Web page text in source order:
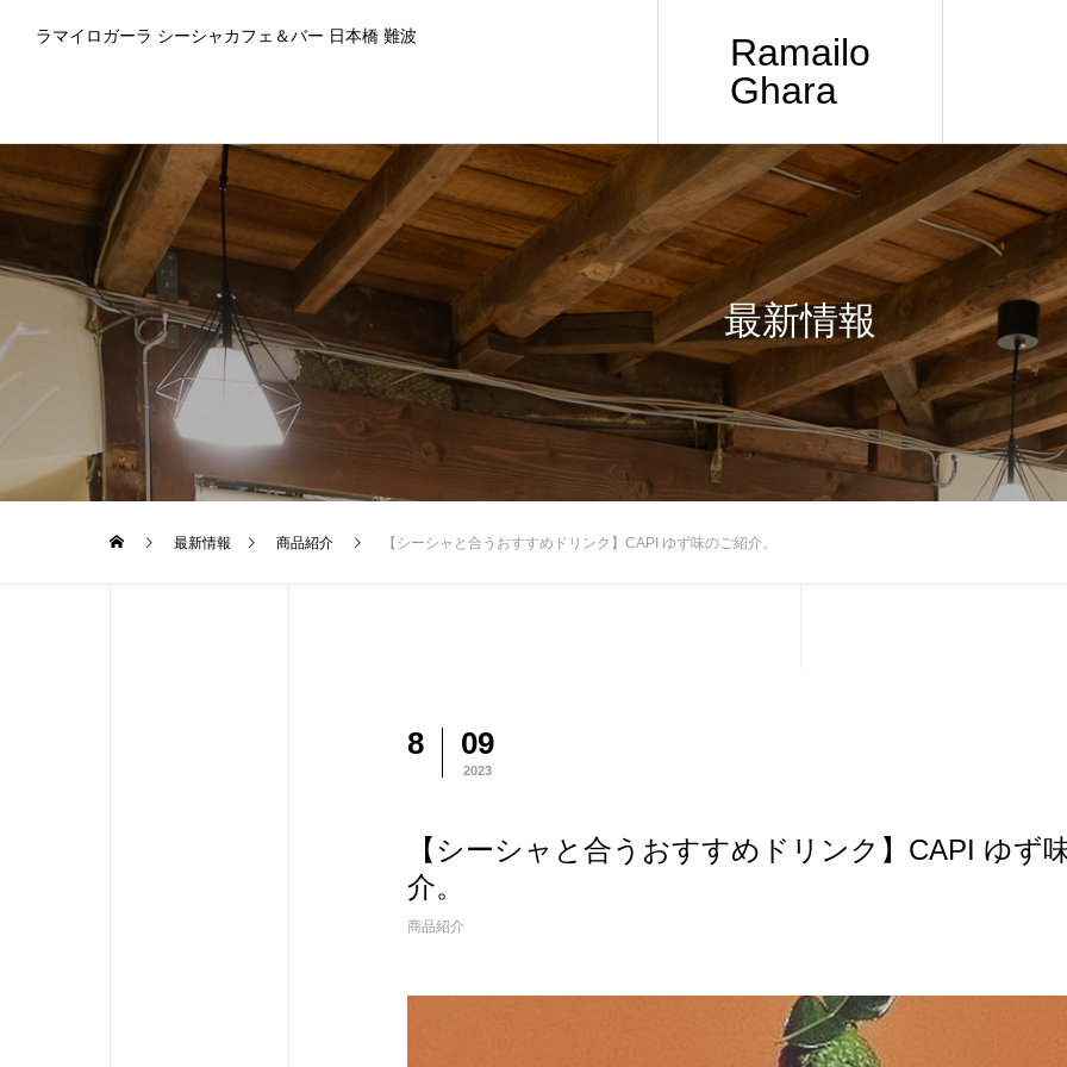
Ramailo
Ghara
ラマイロガーラ シーシャカフェ＆バー 日本橋 難波
最新情報
最新情報 商品紹介 【シーシャと合うおすすめドリンク】CAPI ゆず味のご紹介。
8 09
2023
【シーシャと合うおすすめドリンク】CAPI ゆず
介。
商品紹介